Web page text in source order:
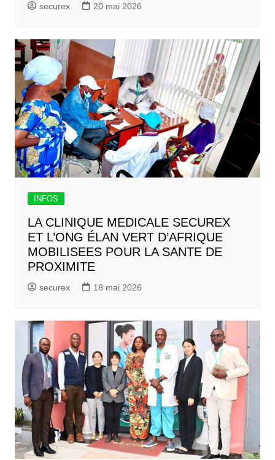
securex 20 mai 2026
INFOS
LA CLINIQUE MEDICALE SECUREX
ET L’ONG ÉLAN VERT D’AFRIQUE
MOBILISEES POUR LA SANTE DE
PROXIMITE
securex 18 mai 2026